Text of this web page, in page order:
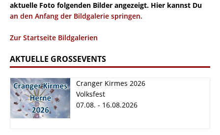
aktuelle Foto folgenden Bilder angezeigt. Hier kannst Du
an den Anfang der Bildgalerie springen.
Zur Startseite Bildgalerien
AKTUELLE GROSSEVENTS
Cranger Kirmes 2026
Volksfest
07.08. - 16.08.2026